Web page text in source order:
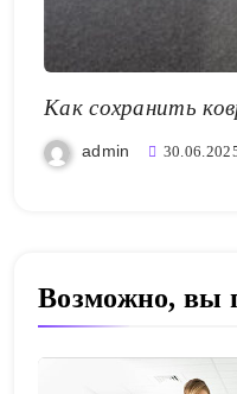
Как сохранить
admin
Возможно, вы